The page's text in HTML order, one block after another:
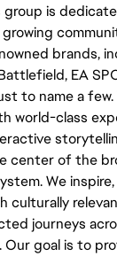
group is
brands,
EA
to name a
world-class
center of the
We
culturally
journeys
goal is to